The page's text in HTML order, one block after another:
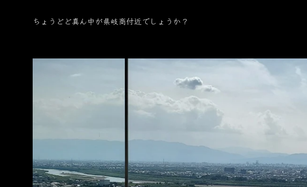
ちょうどど真ん中が県岐商付近でしょうか？